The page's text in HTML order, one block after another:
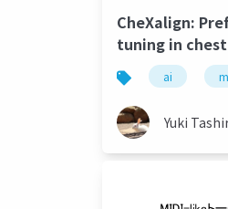
CheXalign:
tuning in
interpretation
models
feedback
ai
Yuki